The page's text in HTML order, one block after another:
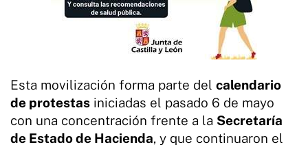
Esta movilización forma parte del calendario
de protestas iniciadas el pasado 6 de mayo
con una concentración frente a la Secretaría
de Estado de Hacienda, y que continuaron el